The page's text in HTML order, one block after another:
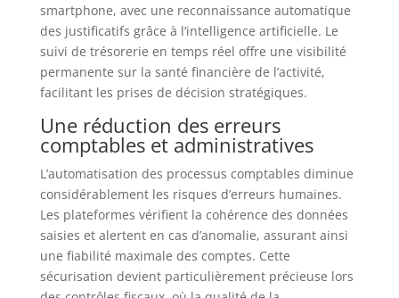
smartphone, avec une reconnaissance automatique
des justificatifs grâce à l’intelligence artificielle. Le
suivi de trésorerie en temps réel offre une visibilité
permanente sur la santé financière de l’activité,
facilitant les prises de décision stratégiques.
Une réduction des erreurs
comptables et administratives
L’automatisation des processus comptables diminue
considérablement les risques d’erreurs humaines.
Les plateformes vérifient la cohérence des données
saisies et alertent en cas d’anomalie, assurant ainsi
une fiabilité maximale des comptes. Cette
sécurisation devient particulièrement précieuse lors